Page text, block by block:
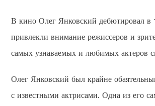
В кино Олег Янковский дебютировал в
привлекли внимание режиссеров и
самых узнаваемых и любимых актеров
Олег Янковский был крайне
с известными актрисами. Одна из его